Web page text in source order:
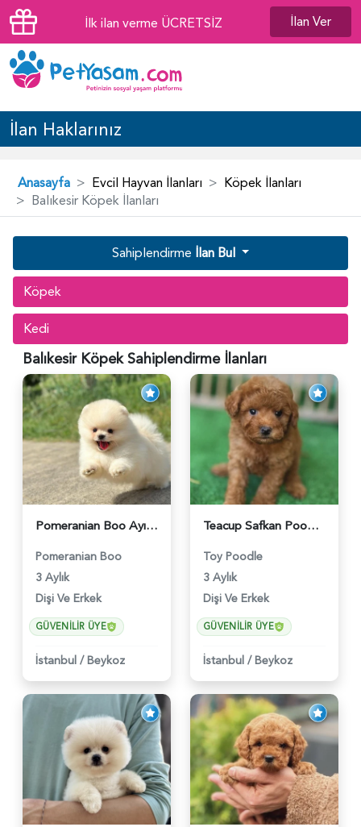
İlk ilan verme ÜCRETSİZ İlan Ver
İlan Haklarınız
Anasayfa Evcil Hayvan İlanları
Köpek İlanları
Balıkesir Köpek İlanları
Sahiplendirme İlan Bul
Köpek
Kedi
Balıkesir Köpek Sahiplendirme İlanları
Pomeranian Boo Ayıcık Surat Yavrularımız - 6025
Pomeranian Boo
3 Aylık
Dişi Ve Erkek
GÜVENILIR ÜYE
İstanbul / Beykoz
Teacup Safkan Poodle Yavrularımız - 5971
Toy Poodle
3 Aylık
Dişi Ve Erkek
GÜVENILIR ÜYE
İstanbul / Beykoz